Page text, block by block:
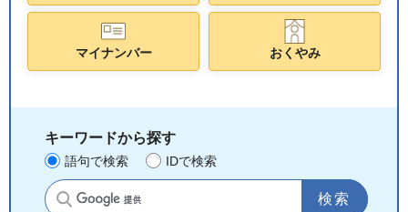
マイナンバー おくやみ
キーワードから探す
語句で検索 IDで検索
サイト内検索